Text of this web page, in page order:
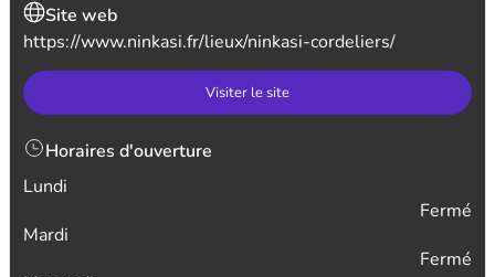
Site web
https://www.ninkasi.fr/lieux/ninkasi-cordeliers/
Visiter le site
Horaires d'ouverture
Lundi
Fermé
Mardi
Fermé